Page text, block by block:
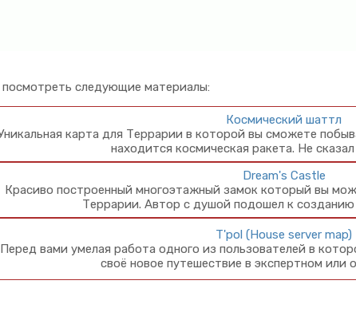
следующие материалы:
Космический шаттл
карта для Террарии в которой вы сможете
находится космическая ракета. Не
Dream's Castle
Красиво построенный многоэтажный замок который вы
Террарии. Автор с душой подошел к
T'pol (House server map)
Перед вами умелая работа одного из пользователей в
своё новое путешествие в экспертном или